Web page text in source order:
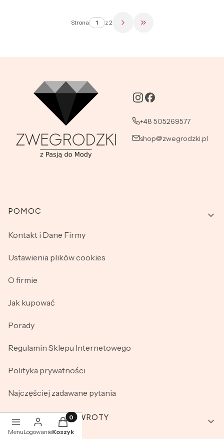
Strona z 2 Przejdź do ostatniej
+48 505269577
shop@zwegrodzki.pl
Linki w stopce
POMOC
Kontakt i Dane Firmy
Ustawienia plików cookies
O firmie
Jak kupować
Porady
Regulamin Sklepu Internetowego
Polityka prywatności
Najczęściej zadawane pytania
GWARANCJA I ZWROTY
MenuLogowanie
Produkty w koszyku: 0. Zobacz szczegóły
Koszyk